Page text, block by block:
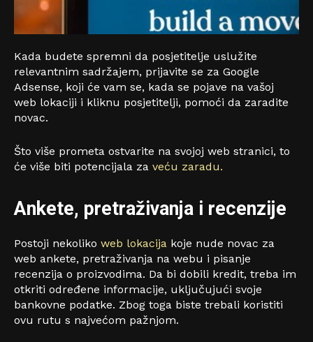
Kada budete spremni da posjetitelje uslužite
relevantnim sadržajem, prijavite se za Google
Adsense, koji će vam se, kada se pojave na vašoj
web lokaciji i kliknu posjetitelji, pomoći da zaradite
novac.
Što više prometa ostvarite na svojoj web stranici, to
će više biti potencijala za veću zaradu.
Ankete, pretraživanja i recenzije
Postoji nekoliko web lokacija koje nude novac za
web ankete, pretraživanja na webu i pisanje
recenzija o proizvodima. Da bi dobili kredit, treba im
otkriti određene informacije, uključujući svoje
bankovne podatke. Zbog toga biste trebali koristiti
ovu rutu s najvećom pažnjom.